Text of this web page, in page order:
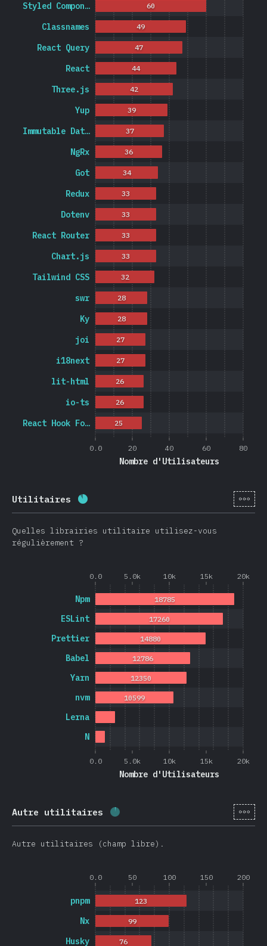
0.0 20 40 60 80
Nombre d'Utilisateurs
React Hook Fo…
io-ts
lit-html
i18next
joi
Ky
swr
Tailwind CSS
Chart.js
React Router
Dotenv
Redux
Got
NgRx
Immutable Dat…
Yup
Three.js
React
React Query
Classnames
Styled Compon…
25
26
26
27
27
28
28
32
33
33
33
33
34
36
37
39
42
44
47
49
60
Utilitaires Progression: [fr-
Quelles librairies utilitaire utilisez-vous
régulièrement ?
0.0 5.0k 10k 15k 20k
0.0 5.0k 10k 15k 20k
Nombre d'Utilisateurs
N
Lerna
nvm
Yarn
Babel
Prettier
ESLint
Npm
10599
12350
12786
14880
17260
18785
Autre utilitaires Progression: [fr-
Autre utilitaires (champ libre).
0.0 50 100 150 200
Husky
Nx
pnpm
76
99
123